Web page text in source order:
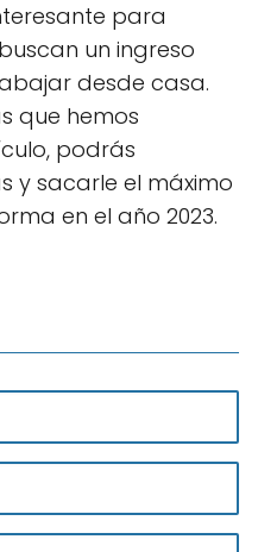
para
un ingreso
desde casa.
que hemos
podrás
y sacarle el máximo
en el año 2023.